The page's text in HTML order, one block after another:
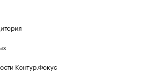
Контур.Фокус